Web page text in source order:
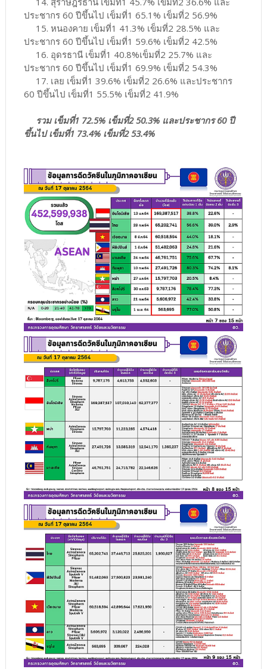
ประชากร 60 ปีขึ้นไป เข็มที่1 65.1% เข็มที่2 56.9%
15. หนองคาย เข็มที่1 41.3% เข็มที่2 28.5% และ
ประชากร 60 ปีขึ้นไป เข็มที่1 59.6% เข็มที่2 42.5%
16. อุดรธานี เข็มที่1 40.8%เข็มที่2 25.7% และ
ประชากร 60 ปีขึ้นไป เข็มที่1 69.9% เข็มที่2 54.3%
17. เลย เข็มที่1 39.6% เข็มที่2 26.6% และประชากร
60 ปีขึ้นไป เข็มที่1 55.5% เข็มที่2 41.9%
รวม เข็มที่1 72.5% เข็มที่2 50.3% และประชากร 60 ปี
ขึ้นไป เข็มที่1 73.4% เข็มที่2 53.4%